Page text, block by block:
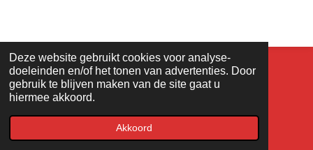
Deze website gebruikt cookies voor analyse-
doeleinden en/of het tonen van advertenties. Door
gebruik te blijven maken van de site gaat u
hiermee akkoord.
Akkoord
© LS-tradingcardgames 2020. Design - Justin.